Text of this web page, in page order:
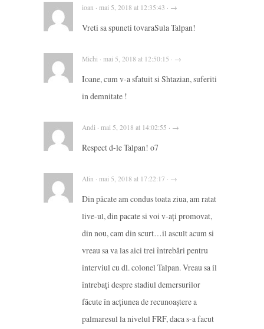
ioan · mai 5, 2018 at 12:35:43 · →
Vreti sa spuneti tovaraSula Talpan!
Michi · mai 5, 2018 at 12:50:15 · →
Ioane, cum v-a sfatuit si Shtazian, suferiti
in demnitate !
Andi · mai 5, 2018 at 14:02:55 · →
Respect d-le Talpan! o7
Alin · mai 5, 2018 at 17:22:17 · →
Din păcate am condus toata ziua, am ratat
live-ul, din pacate si voi v-ați promovat,
din nou, cam din scurt…il ascult acum si
vreau sa va las aici trei întrebări pentru
interviul cu dl. colonel Talpan. Vreau sa il
întrebați despre stadiul demersurilor
făcute în acțiunea de recunoaștere a
palmaresul la nivelul FRF, daca s-a facut